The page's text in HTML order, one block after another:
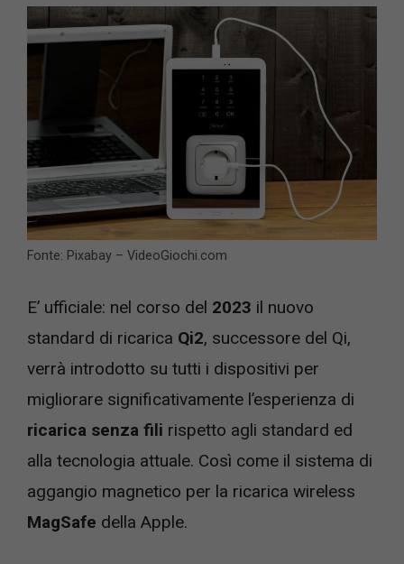
Fonte: Pixabay – VideoGiochi.com
E’ ufficiale: nel corso del 2023 il nuovo
standard di ricarica Qi2, successore del Qi,
verrà introdotto su tutti i dispositivi per
migliorare significativamente l’esperienza di
ricarica senza fili rispetto agli standard ed
alla tecnologia attuale. Così come il sistema di
aggangio magnetico per la ricarica wireless
MagSafe della Apple.